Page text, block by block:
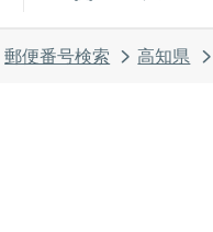
郵便番号検索 高知県